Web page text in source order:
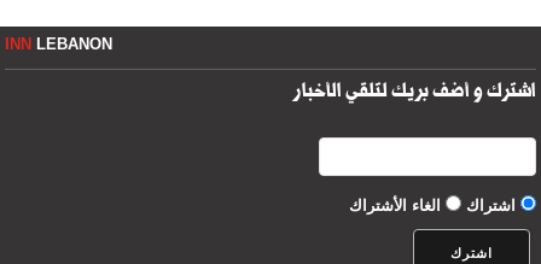
INNLEBANON
اشترك و أضف بريك لتلقي الأخبار
اشتراك الغاء الأشتراك